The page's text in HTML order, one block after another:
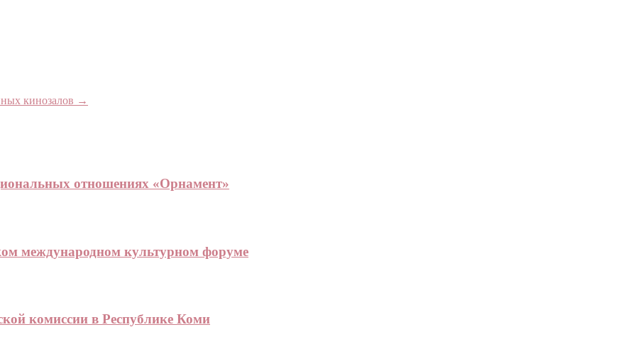
кинозалов →
отношениях «Орнамент»
международном культурном форуме
комиссии в Республике Коми